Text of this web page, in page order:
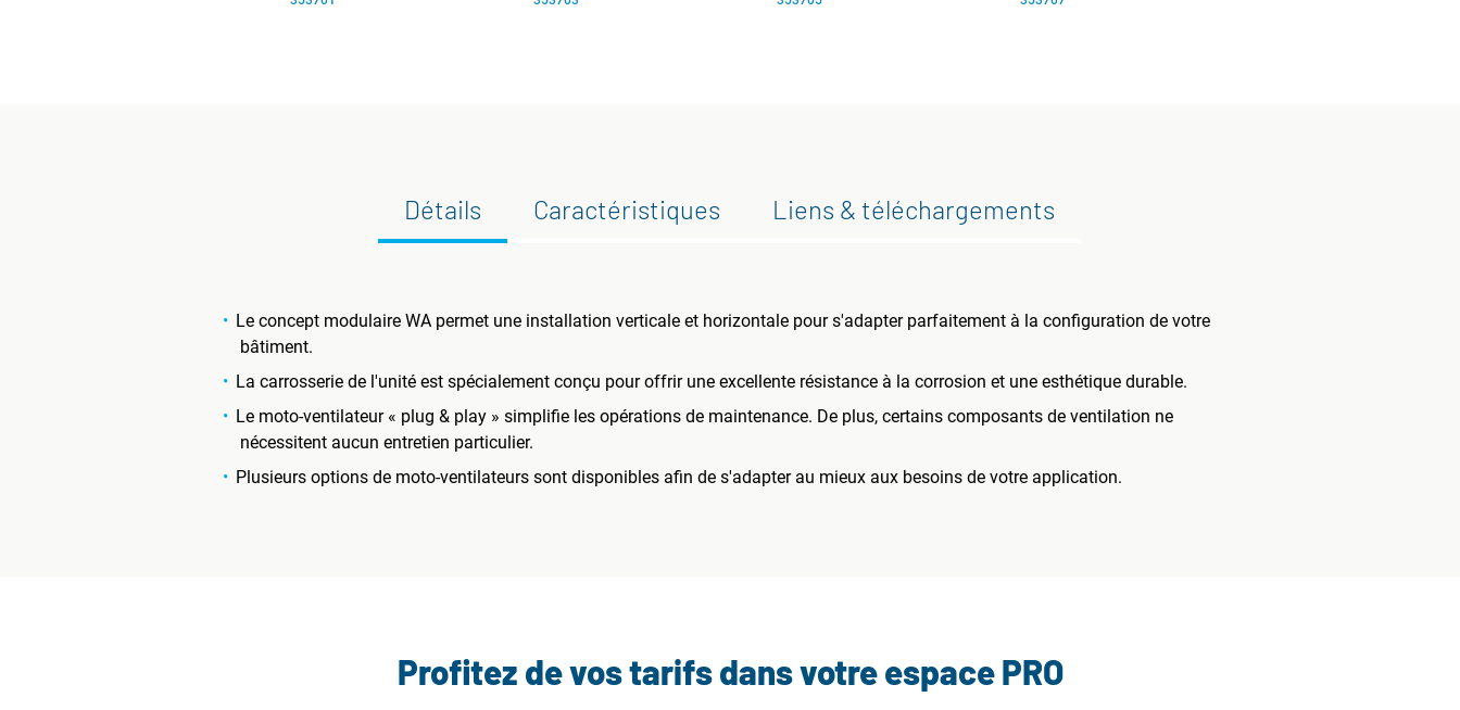
Détails Caractéristiques Liens & téléchargements
Le concept modulaire WA permet une installation verticale et horizontale pour s'adapter parfaitement à la configuration de votre
bâtiment.
La carrosserie de l'unité est spécialement conçu pour offrir une excellente résistance à la corrosion et une esthétique durable.
Le moto-ventilateur « plug & play » simplifie les opérations de maintenance. De plus, certains composants de ventilation ne
nécessitent aucun entretien particulier.
Plusieurs options de moto-ventilateurs sont disponibles afin de s'adapter au mieux aux besoins de votre application.
Profitez de vos tarifs dans votre espace PRO